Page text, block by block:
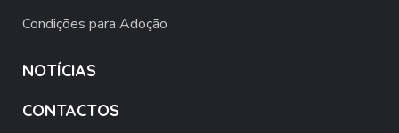
Condições para Adoção
NOTÍCIAS
CONTACTOS